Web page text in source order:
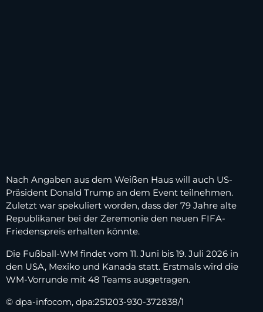
Nach Angaben aus dem Weißen Haus will auch US-
Präsident Donald Trump an dem Event teilnehmen.
Zuletzt war spekuliert worden, dass der 79 Jahre alte
Republikaner bei der Zeremonie den neuen FIFA-
Friedenspreis erhalten könnte.
Die Fußball-WM findet vom 11. Juni bis 19. Juli 2026 in
den USA, Mexiko und Kanada statt. Erstmals wird die
WM-Vorrunde mit 48 Teams ausgetragen.
© dpa-infocom, dpa:251203-930-372838/1